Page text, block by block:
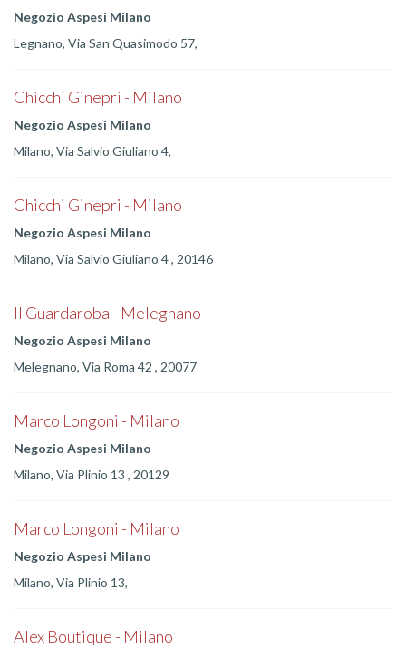
Negozio Aspesi Milano
Legnano, Via San Quasimodo 57,
Chicchi Ginepri - Milano
Negozio Aspesi Milano
Milano, Via Salvio Giuliano 4,
Chicchi Ginepri - Milano
Negozio Aspesi Milano
Milano, Via Salvio Giuliano 4 , 20146
Il Guardaroba - Melegnano
Negozio Aspesi Milano
Melegnano, Via Roma 42 , 20077
Marco Longoni - Milano
Negozio Aspesi Milano
Milano, Via Plinio 13 , 20129
Marco Longoni - Milano
Negozio Aspesi Milano
Milano, Via Plinio 13,
Alex Boutique - Milano